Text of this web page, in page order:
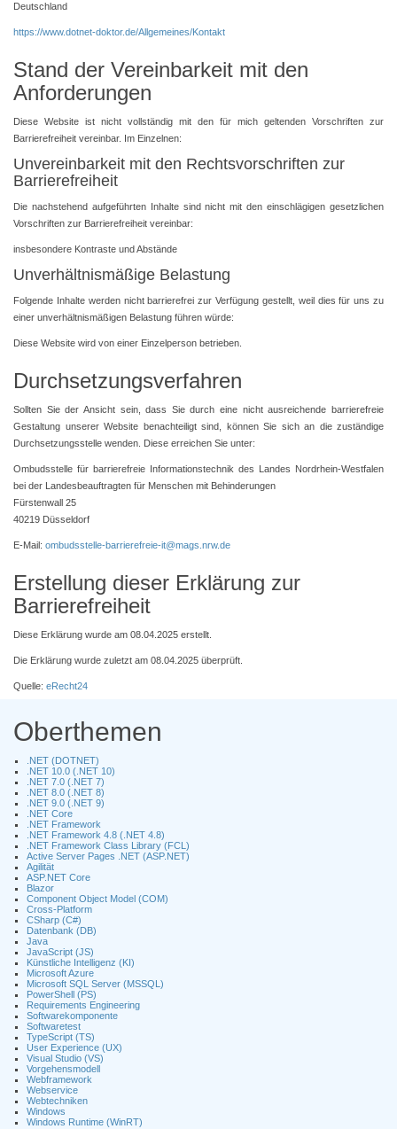
Deutschland
https://www.dotnet-doktor.de/Allgemeines/Kontakt
Stand der Vereinbarkeit mit den
Anforderungen
Diese Website ist nicht vollständig mit den für mich geltenden Vorschriften zur
Barrierefreiheit vereinbar. Im Einzelnen:
Unvereinbarkeit mit den Rechtsvorschriften zur
Barrierefreiheit
Die nachstehend aufgeführten Inhalte sind nicht mit den einschlägigen gesetzlichen
Vorschriften zur Barrierefreiheit vereinbar:
insbesondere Kontraste und Abstände
Unverhältnismäßige Belastung
Folgende Inhalte werden nicht barrierefrei zur Verfügung gestellt, weil dies für uns zu
einer unverhältnismäßigen Belastung führen würde:
Diese Website wird von einer Einzelperson betrieben.
Durchsetzungsverfahren
Sollten Sie der Ansicht sein, dass Sie durch eine nicht ausreichende barrierefreie
Gestaltung unserer Website benachteiligt sind, können Sie sich an die zuständige
Durchsetzungsstelle wenden. Diese erreichen Sie unter:
Ombudsstelle für barrierefreie Informationstechnik des Landes Nordrhein-Westfalen
bei der Landesbeauftragten für Menschen mit Behinderungen
Fürstenwall 25
40219 Düsseldorf
E-Mail: ombudsstelle-barrierefreie-it@mags.nrw.de
Erstellung dieser Erklärung zur
Barrierefreiheit
Diese Erklärung wurde am 08.04.2025 erstellt.
Die Erklärung wurde zuletzt am 08.04.2025 überprüft.
Quelle: eRecht24
Oberthemen
.NET (DOTNET)
.NET 10.0 (.NET 10)
.NET 7.0 (.NET 7)
.NET 8.0 (.NET 8)
.NET 9.0 (.NET 9)
.NET Core
.NET Framework
.NET Framework 4.8 (.NET 4.8)
.NET Framework Class Library (FCL)
Active Server Pages .NET (ASP.NET)
Agilität
ASP.NET Core
Blazor
Component Object Model (COM)
Cross-Platform
CSharp (C#)
Datenbank (DB)
Java
JavaScript (JS)
Künstliche Intelligenz (KI)
Microsoft Azure
Microsoft SQL Server (MSSQL)
PowerShell (PS)
Requirements Engineering
Softwarekomponente
Softwaretest
TypeScript (TS)
User Experience (UX)
Visual Studio (VS)
Vorgehensmodell
Webframework
Webservice
Webtechniken
Windows
Windows Runtime (WinRT)